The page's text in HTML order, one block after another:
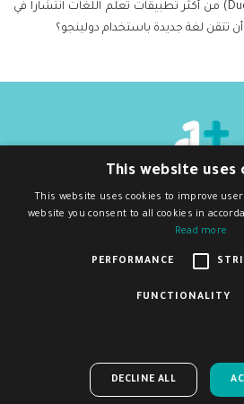
يعتبر تطبيق دولينجو (Duolingo) من أكثر تطبيقات تعلم اللغات انتشارا في
تتقن لغة جديدة باستخدام دولينجو؟
و شروط الاستخدام
بنشرتنا البريدية
مالي من الاتحاد الأوروبي. المحتوى الموجود فيه
ديوان بلس من خلال المشاركة في
This website uses
This website uses cookies to improve
website you consent to all cookies in
Read more
PERFORMANCE
FUNCTIONALITY
DECLINE ALL